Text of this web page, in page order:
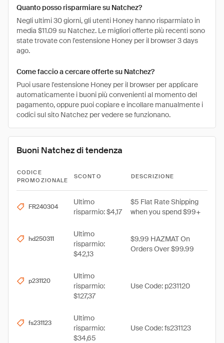
Quanto posso risparmiare su Natchez?
Negli ultimi 30 giorni, gli utenti Honey hanno risparmiato in
media $11.09 su Natchez. Le migliori offerte più recenti sono
state trovate con l'estensione Honey per il browser 3 days
ago.
Come faccio a cercare offerte su Natchez?
Puoi usare l'estensione Honey per il browser per applicare
automaticamente i buoni più convenienti al momento del
pagamento, oppure puoi copiare e incollare manualmente i
codici sul sito Natchez per vedere se funzionano.
Buoni Natchez di tendenza
CODICE
PROMOZIONALE
SCONTO DESCRIZIONE
FR240304
Ultimo
risparmio: $4,17
$5 Flat Rate Shipping
when you spend $99+
hd250311
Ultimo
risparmio:
$42,13
$9.99 HAZMAT On
Orders Over $99.99
p231120
Ultimo
risparmio:
$127,37
Use Code: p231120
fs231123
Ultimo
risparmio:
$34,65
Use Code: fs231123